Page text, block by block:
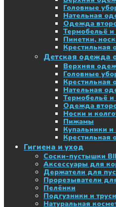
Головные
Нательная
Одежда
Термобельё
Пинетки,
Крестильная
Детская одежда
Верхняя
Головные
Крестильная
Нательная
Термобельё
Одежда
Носки и
Пижамы
Купальники и
Крестильная
Гигиена и уход
Соски-пустышки
Аксессуары для
Держатели для
Прорезыватели
Пелёнки
Подгузники и
Натуральная